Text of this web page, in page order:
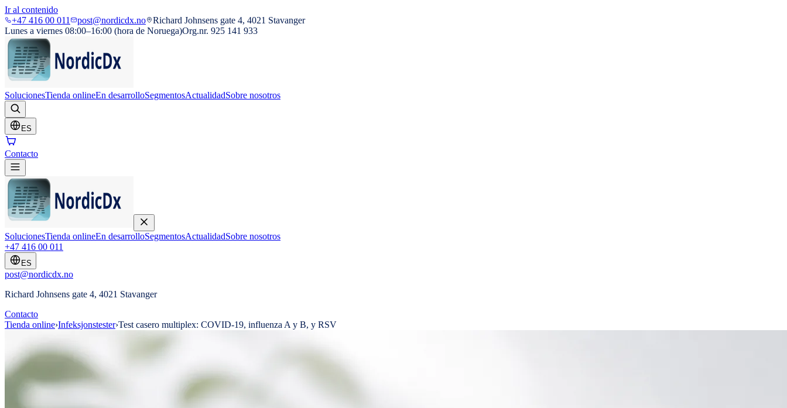
Ir al contenido
+47 416 00 011
post@nordicdx.no
Richard Johnsens gate 4, 4021 Stavanger
Lunes a viernes 08:00–16:00 (hora de Noruega)Org.nr. 925 141 933
SolucionesTienda onlineEn desarrolloSegmentosActualidadSobre nosotros
ES
Contacto
SolucionesTienda onlineEn desarrolloSegmentosActualidadSobre nosotros
+47 416 00 011
ES
post@nordicdx.no
Richard Johnsens gate 4, 4021 Stavanger
Contacto
Tienda online›Infeksjonstester›Test casero multiplex: COVID-19, influenza A y B, y RSV